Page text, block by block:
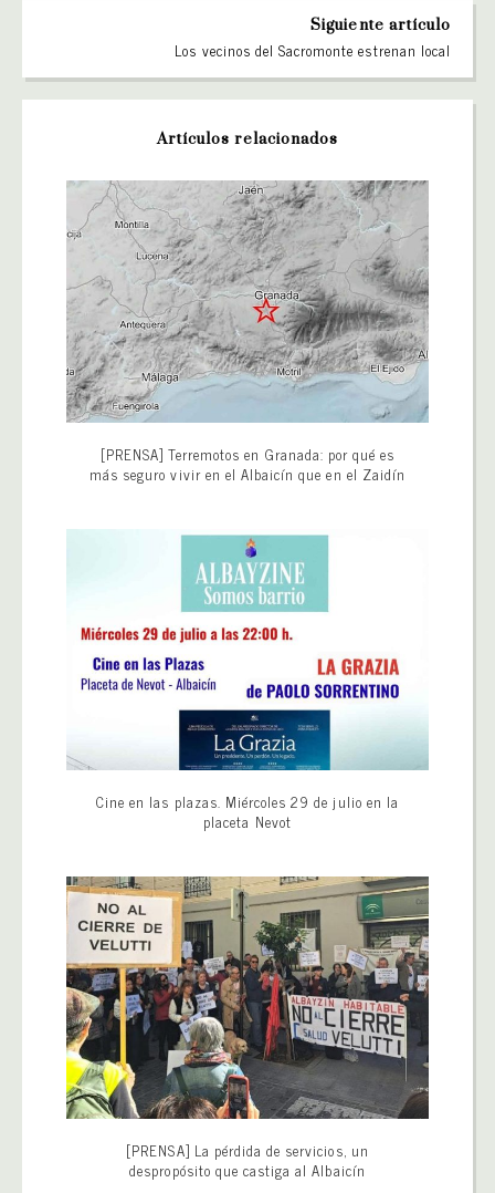
Siguiente artículo
Los vecinos del Sacromonte estrenan local
Artículos relacionados
[PRENSA] Terremotos en Granada: por qué es
más seguro vivir en el Albaicín que en el Zaidín
Cine en las plazas. Miércoles 29 de julio en la
placeta Nevot
[PRENSA] La pérdida de servicios, un
despropósito que castiga al Albaicín